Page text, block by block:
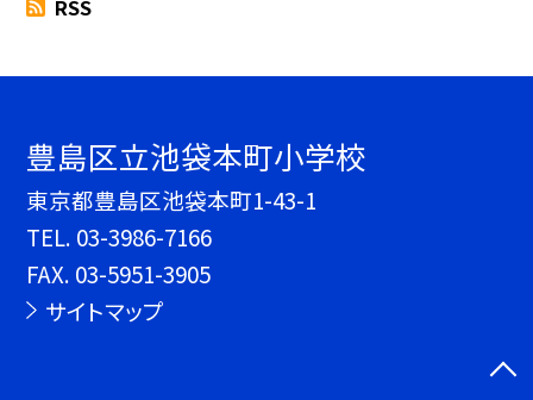
RSS
豊島区立池袋本町小学校
東京都豊島区池袋本町1-43-1
TEL. 03-3986-7166
FAX. 03-5951-3905
サイトマップ